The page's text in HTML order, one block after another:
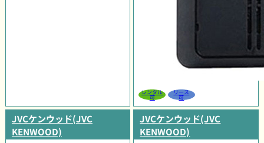
レンタル
可
リース
可
JVCケンウッド(JVC
KENWOOD)
JVCケンウッド(JVC
KENWOOD)